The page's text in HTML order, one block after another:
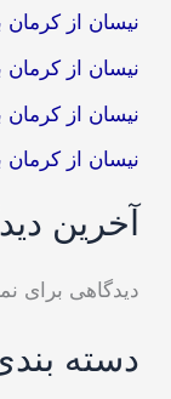
نیسان از کرمان
نیسان از
نیسان از کرمان
نیسان از کرمان
آخرین
دیدگاهی برای
دسته